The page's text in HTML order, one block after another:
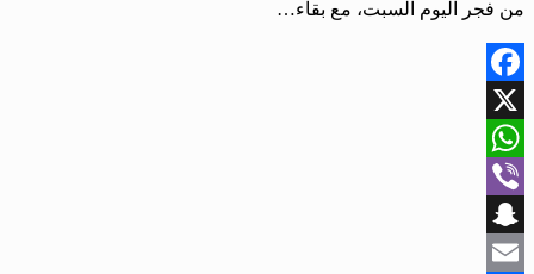
من فجر اليوم السبت، مع بقاء…
Facebook
X
WhatsApp
Viber
Snapchat